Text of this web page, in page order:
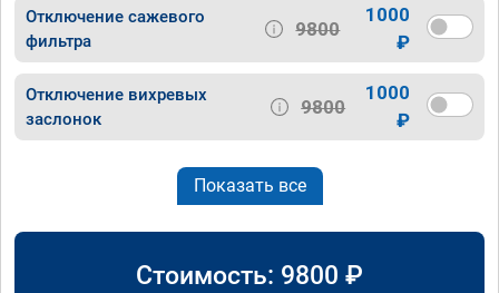
Отключение сажевого
фильтра
9800
1000
₽
Отключение вихревых
заслонок
9800
1000
₽
Показать все
Стоимость: 9800 ₽